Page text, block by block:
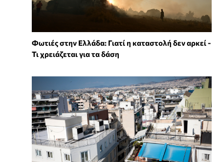
Φωτιές στην Ελλάδα: Γιατί η καταστολή δεν αρκεί -
Τι χρειάζεται για τα δάση